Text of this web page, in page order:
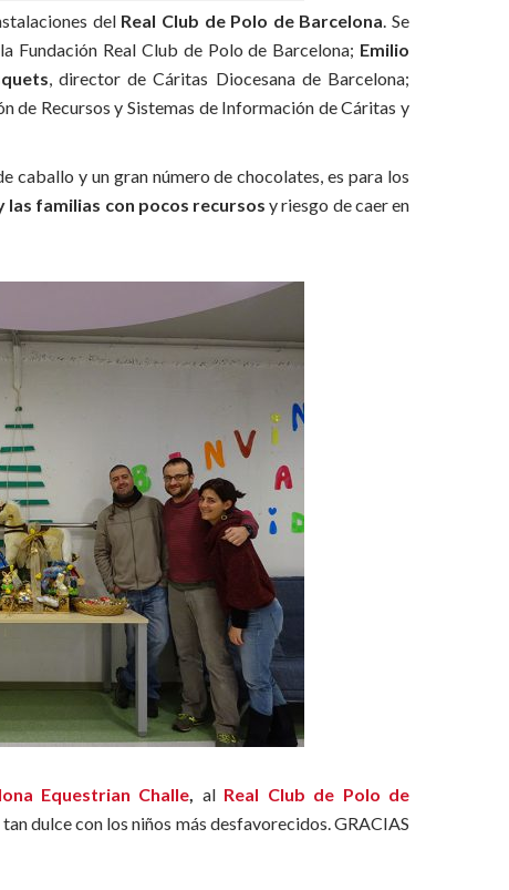
del Real Club de Polo de Barcelona . Se
la Fundación Real Club de Polo de Barcelona; Emilio
, director de Cáritas Diocesana de Barcelona;
de Recursos y Sistemas de Información de Cáritas y
caballo y un gran número de chocolates, es para los
las familias con pocos recursos y riesgo de caer en
Equestrian Challe al Real Club de Polo de
dulce con los niños más desfavorecidos. GRACIAS